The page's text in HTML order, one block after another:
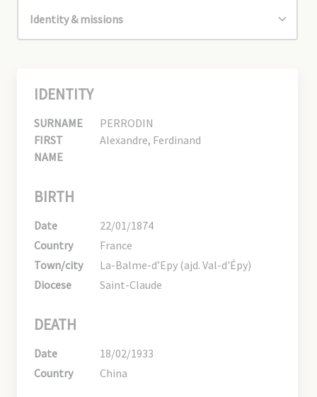
IDENTITY
SURNAME
PERRODIN
FIRST
NAME
Alexandre, Ferdinand
BIRTH
Date
22/01/1874
Country
France
Town/city
La-Balme-d’Epy (ajd. Val-d'Épy)
Diocese
Saint-Claude
DEATH
Date
18/02/1933
Country
China